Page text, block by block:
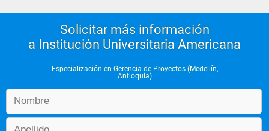
Solicitar más información
a Institución Universitaria Americana
Especialización en Gerencia de Proyectos (Medellín,
Antioquia)